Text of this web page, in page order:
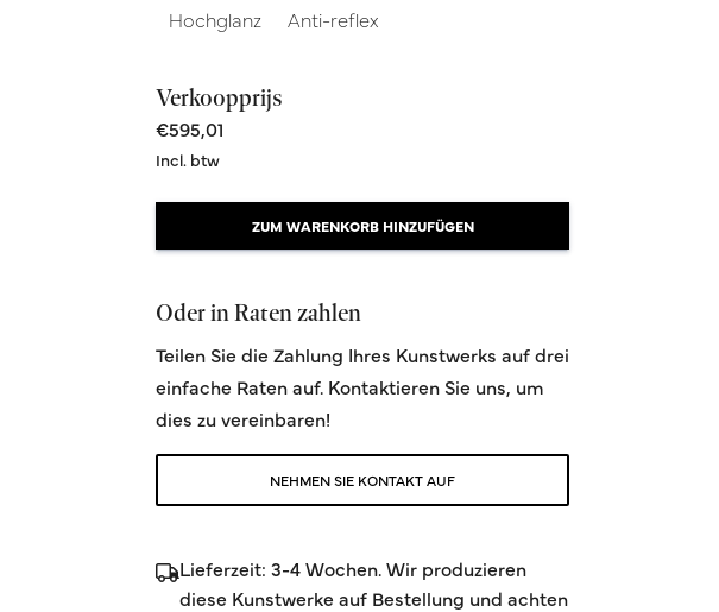
Hochglanz Anti-reflex
Verkoopprijs
€595,01
Incl. btw
ZUM WARENKORB HINZUFÜGEN
Oder in Raten zahlen
Teilen Sie die Zahlung Ihres Kunstwerks auf drei
einfache Raten auf. Kontaktieren Sie uns, um
dies zu vereinbaren!
NEHMEN SIE KONTAKT AUF
Lieferzeit: 3-4 Wochen. Wir produzieren
diese Kunstwerke auf Bestellung und achten